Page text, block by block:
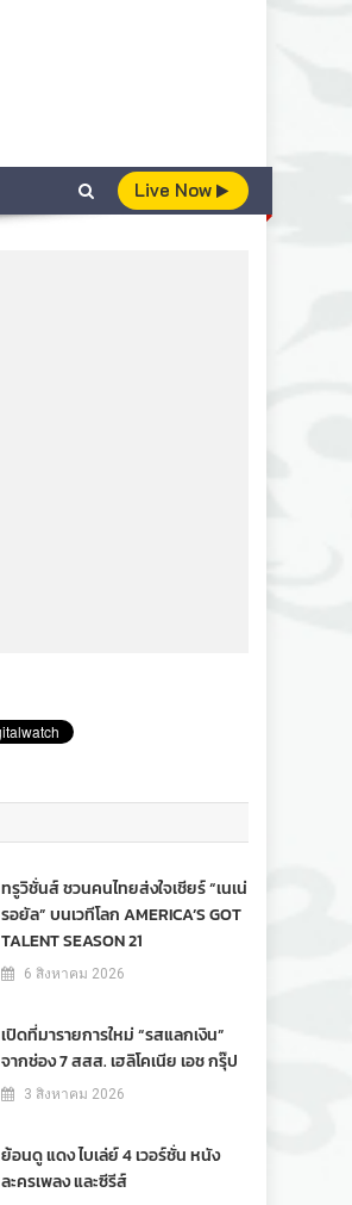
Live Now
ทรูวิชั่นส์ ชวนคนไทยส่งใจเชียร์ “เนเน่
รอยัล” บนเวทีโลก AMERICA’S GOT
TALENT SEASON 21
6 สิงหาคม 2026
เปิดที่มารายการใหม่ “รสแลกเงิน”
จากช่อง 7 สสส. เฮลิโคเนีย เอช กรุ๊ป
3 สิงหาคม 2026
ย้อนดู แดง ไบเล่ย์ 4 เวอร์ชั่น หนัง
ละครเพลง และซีรีส์